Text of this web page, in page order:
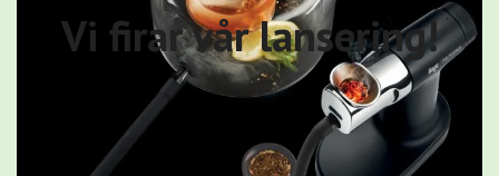
Vi firar vår lansering!